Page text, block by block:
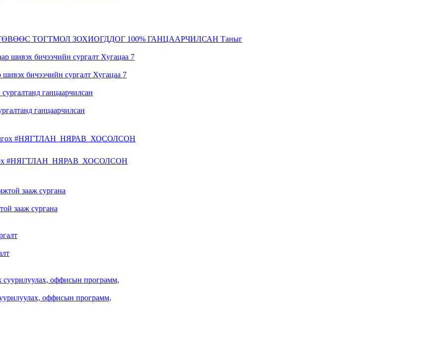
ТОГТМОЛ ЗОХИОГДДОГ 100% ГАНЦААРЧИЛСАН Таныг
бичээчийн сургалт Хугацаа 7
ганцаарчилсан
#НЯГТЛАН_НЯРАВ_ХОСОЛСОН
зааж сургана
оффисын программ,